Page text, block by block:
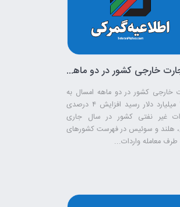
تجارت خارجی کشور در دو ماهه امسال به ۲۵.۳ میلیارد دلار رسید
خارجی کشور در دو ماهه امسال به
۲۵.۳ میلیارد دلار رسید افزایش ۴ درصدی
غیر نفتی کشور در سال جاری
هلند و سوئیس در فهرست کشورهای
معامله واردات...